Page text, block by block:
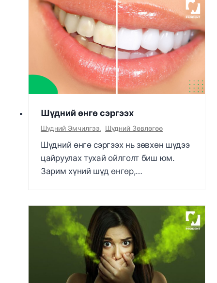
Шүдний өнгө сэргээх
Шүдний Эмчилгээ, Шүдний Зөвлөгөө
Шүдний өнгө сэргээх нь зөвхөн шүдээ
цайруулах тухай ойлголт биш юм.
Зарим хүний шүд өнгөр,…